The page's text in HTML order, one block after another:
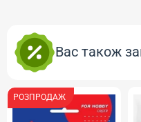
Вас також
РОЗПРОДАЖ